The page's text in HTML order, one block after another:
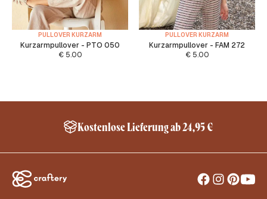
PULLOVER KURZARM
Kurzarmpullover - PTO 050
€5.00
PULLOVER KURZARM
Kurzarmpullover - FAM 272
€5.00
Kostenlose Lieferung ab 24,95 €